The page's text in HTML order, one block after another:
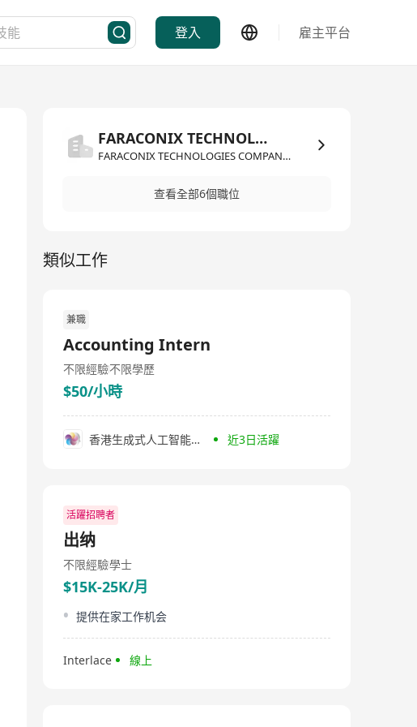
登入 雇主平台
FARACONIX TECHNOLOGIES COMPANY LIMITED
FARACONIX TECHNOLOGIES COMPANY LIMITED·其他
查看全部6個職位
類似工作
兼職
Accounting Intern
不限經驗不限學歷
$50/小時
香港生成式人工智能研發中心有限公司 近3日活躍
活躍招聘者
出纳
不限經驗學士
$15K-25K/月
提供在家工作机会
Interlace 線上